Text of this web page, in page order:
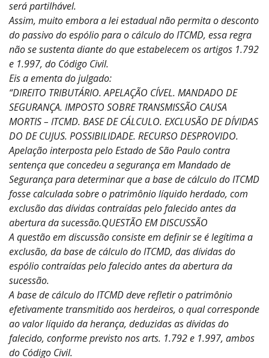
será partilhável.
Assim, muito embora a lei estadual não permita o desconto
do passivo do espólio para o cálculo do ITCMD, essa regra
não se sustenta diante do que estabelecem os artigos 1.792
e 1.997, do Código Civil.
Eis a ementa do julgado:
“DIREITO TRIBUTÁRIO. APELAÇÃO CÍVEL. MANDADO DE
SEGURANÇA. IMPOSTO SOBRE TRANSMISSÃO CAUSA
MORTIS – ITCMD. BASE DE CÁLCULO. EXCLUSÃO DE DÍVIDAS
DO DE CUJUS. POSSIBILIDADE. RECURSO DESPROVIDO.
Apelação interposta pelo Estado de São Paulo contra
sentença que concedeu a segurança em Mandado de
Segurança para determinar que a base de cálculo do ITCMD
fosse calculada sobre o patrimônio líquido herdado, com
exclusão das dívidas contraídas pelo falecido antes da
abertura da sucessão.QUESTÃO EM DISCUSSÃO
A questão em discussão consiste em definir se é legítima a
exclusão, da base de cálculo do ITCMD, das dívidas do
espólio contraídas pelo falecido antes da abertura da
sucessão.
A base de cálculo do ITCMD deve refletir o patrimônio
efetivamente transmitido aos herdeiros, o qual corresponde
ao valor líquido da herança, deduzidas as dívidas do
falecido, conforme previsto nos arts. 1.792 e 1.997, ambos
do Código Civil.